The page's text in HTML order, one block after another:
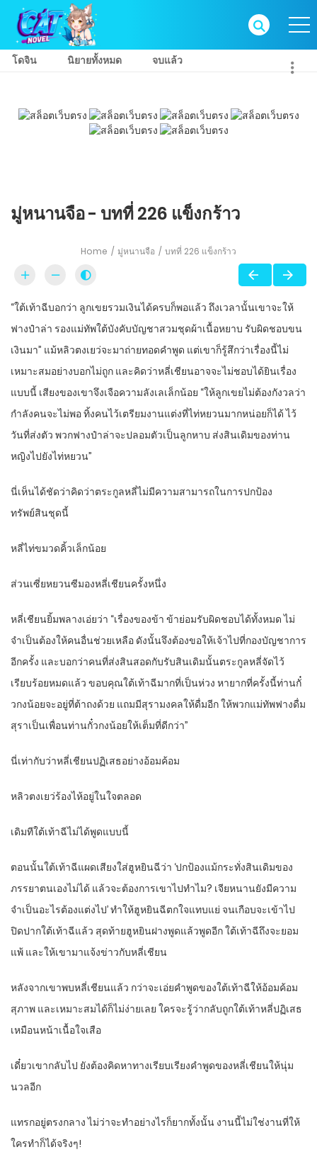
โดจิน นิยายทั้งหมด จบแล้ว
มู่หนานจือ - บทที่ 226 แข็งกร้าว
Home มู่หนานจือ บทที่ 226 แข็งกร้าว
“ใต้เท้าฉีบอกว่า ลูกเขยรวมเงินได้ครบก็พอแล้ว ถึงเวลานั้นเขาจะให้
ฟางป๋าล่า รองแม่ทัพใต้บังคับบัญชาสวมชุดผ้าเนื้อหยาบ รับผิดชอบขน
เงินมา” แม้หลิวตงเยว่จะมาถ่ายทอดคำพูด แต่เขาก็รู้สึกว่าเรื่องนี้ไม่
เหมาะสมอย่างบอกไม่ถูก และคิดว่าหลี่เชียนอาจจะไม่ชอบได้ยินเรื่อง
แบบนี้ เสียงของเขาจึงเจือความลังเลเล็กน้อย “ให้ลูกเขยไม่ต้องกังวลว่า
กำลังคนจะไม่พอ ทิ้งคนไว้เตรียมงานแต่งที่ไท่หยวนมากหน่อยก็ได้ ไว้
วันที่ส่งตัว พวกฟางป๋าล่าจะปลอมตัวเป็นลูกหาบ ส่งสินเดิมของท่าน
หญิงไปยังไท่หยวน”
นี่เห็นได้ชัดว่าคิดว่าตระกูลหลี่ไม่มีความสามารถในการปกป้อง
ทรัพย์สินชุดนี้
หลี่ไท่ขมวดคิ้วเล็กน้อย
ส่วนเซี่ยหยวนซีมองหลี่เชียนครั้งหนึ่ง
หลี่เชียนยิ้มพลางเอ่ยว่า “เรื่องของข้า ข้าย่อมรับผิดชอบได้ทั้งหมด ไม่
จำเป็นต้องให้คนอื่นช่วยเหลือ ดังนั้นจึงต้องขอให้เจ้าไปที่กองบัญชาการ
อีกครั้ง และบอกว่าคนที่ส่งสินสอดกับรับสินเดิมนั้นตระกูลหลี่จัดไว้
เรียบร้อยหมดแล้ว ขอบคุณใต้เท้าฉีมากที่เป็นห่วง หายากที่ครั้งนี้ท่านกั๋
วกงน้อยจะอยู่ที่ต้าถงด้วย แถมมีสุรามงคลให้ดื่มอีก ให้พวกแม่ทัพฟางดื่ม
สุราเป็นเพื่อนท่านกั๋วกงน้อยให้เต็มที่ดีกว่า”
นี่เท่ากับว่าหลี่เชียนปฏิเสธอย่างอ้อมค้อม
หลิวตงเยว่ร้องไห้อยู่ในใจตลอด
เดิมทีใต้เท้าฉีไม่ได้พูดแบบนี้
ตอนนั้นใต้เท้าฉีแผดเสียงใส่ฮูหยินฉีว่า ‘ปกป้องแม้กระทั่งสินเดิมของ
ภรรยาตนเองไม่ได้ แล้วจะต้องการเขาไปทำไม? เจียหนานยังมีความ
จำเป็นอะไรต้องแต่งไป’ ทำให้ฮูหยินฉีตกใจแทบแย่ จนเกือบจะเข้าไป
ปิดปากใต้เท้าฉีแล้ว สุดท้ายฮูหยินฝางพูดแล้วพูดอีก ใต้เท้าฉีถึงจะยอม
แพ้ และให้เขามาแจ้งข่าวกับหลี่เชียน
หลังจากเขาพบหลี่เชียนแล้ว กว่าจะเอ่ยคำพูดของใต้เท้าฉีให้อ้อมค้อม
สุภาพ และเหมาะสมได้ก็ไม่ง่ายเลย ใครจะรู้ว่ากลับถูกใต้เท้าหลี่ปฏิเสธ
เหมือนหน้าเนื้อใจเสือ
เดี๋ยวเขากลับไป ยังต้องคิดหาทางเรียบเรียงคำพูดของหลี่เชียนให้นุ่ม
นวลอีก
แทรกอยู่ตรงกลาง ไม่ว่าจะทำอย่างไรก็ยากทั้งนั้น งานนี้ไม่ใช่งานที่ให้
ใครทำก็ได้จริงๆ!